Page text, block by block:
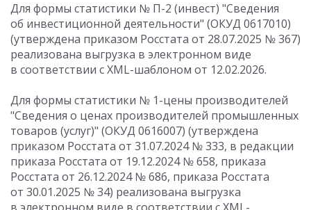
Для формы статистики № П-2 (инвест) "Сведения
об инвестиционной деятельности" (ОКУД 0617010)
(утверждена приказом Росстата от 28.07.2025 № 367)
реализована выгрузка в электронном виде
в соответствии с XML-шаблоном от 12.02.2026.
Для формы статистики № 1-цены производителей
"Сведения о ценах производителей промышленных
товаров (услуг)" (ОКУД 0616007) (утверждена
приказом Росстата от 31.07.2024 № 333, в редакции
приказа Росстата от 19.12.2024 № 658, приказа
Росстата от 26.12.2024 № 686, приказа Росстата
от 30.01.2025 № 34) реализована выгрузка